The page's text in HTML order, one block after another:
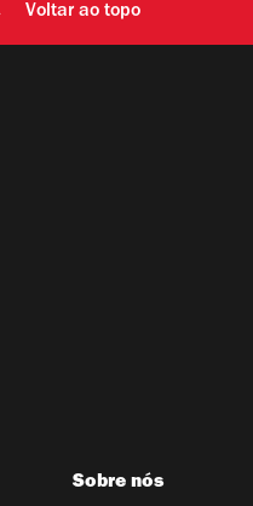
Voltar ao topo
Sobre nós